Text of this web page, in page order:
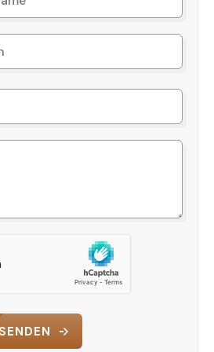
dem Grundstück.
in Gazipaşa / Ekmel und
wichtiger Punkte:
2,7 km
machen die Immobilie
für Käufer, die eine ruhige
gleichzeitig eine schnelle
und Verkehr